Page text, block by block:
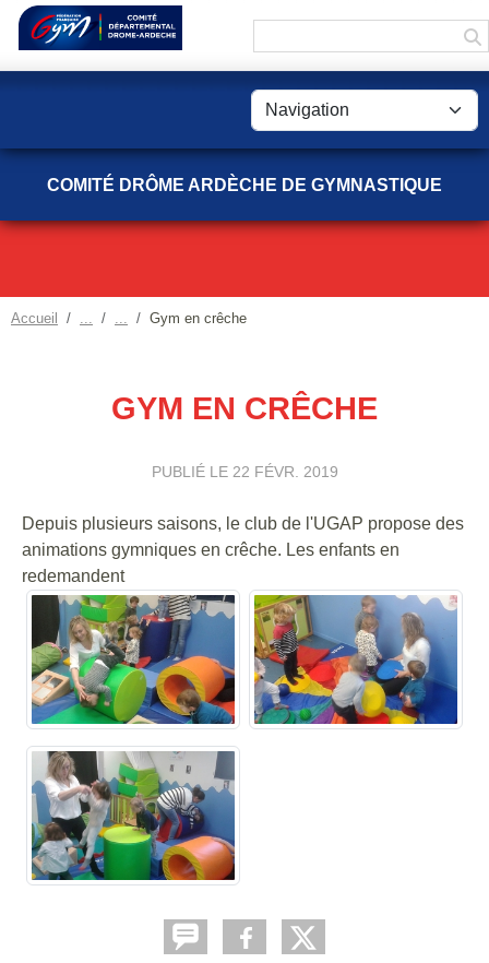
COMITÉ DRÔME ARDÈCHE DE GYMNASTIQUE
Accueil Gym en crêche
GYM EN CRÊCHE
PUBLIÉ LE 22 FÉVR. 2019
Depuis plusieurs saisons, le club de l'UGAP propose des
animations gymniques en crêche. Les enfants en
redemandent
Panneau de gestion des cookies